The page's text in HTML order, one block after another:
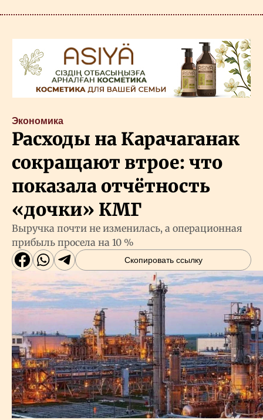
Экономика
Расходы на Карачаганак
сокращают втрое: что
показала отчётность
«дочки» КМГ
Выручка почти не изменилась, а операционная
прибыль просела на 10 %
Скопировать ссылку